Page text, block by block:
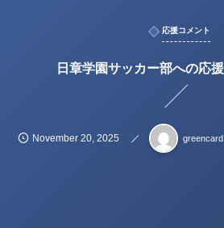
応援コメント
日章学園サッカー部への応
November 20, 2025 greencard